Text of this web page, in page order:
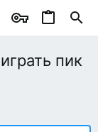
пик